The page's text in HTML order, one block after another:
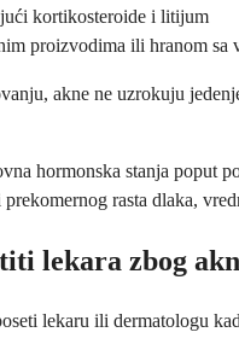
kortikosteroide i litijum
proizvodima ili hranom
akne ne uzrokuju
hormonska stanja poput
rasta dlaka,
lekara zbog
lekaru ili dermatologu